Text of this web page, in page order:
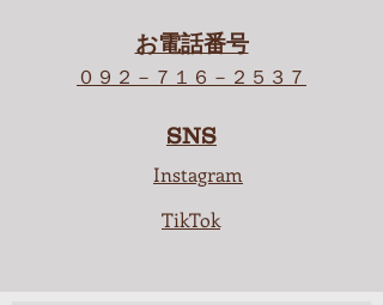
お電話番号
０９２－７１６－２５３７
SNS
​Instagram
TikTok